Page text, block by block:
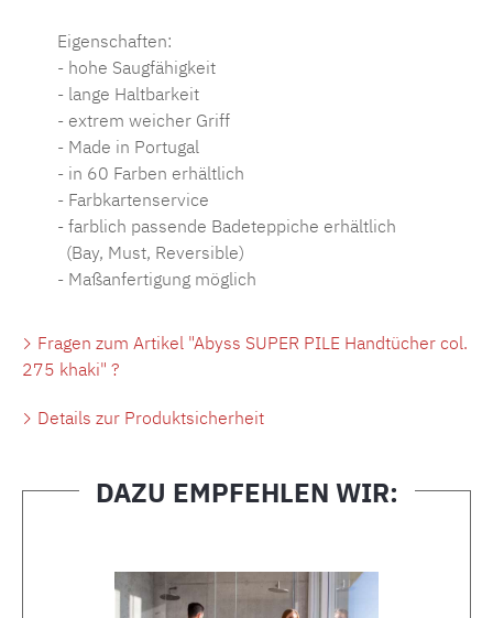
Eigenschaften:
- hohe Saugfähigkeit
- lange Haltbarkeit
- extrem weicher Griff
- Made in Portugal
- in 60 Farben erhältlich
- Farbkartenservice
- farblich passende Badeteppiche erhältlich
(Bay, Must, Reversible)
- Maßanfertigung möglich
Fragen zum Artikel "Abyss SUPER PILE Handtücher col.
275 khaki" ?
Details zur Produktsicherheit
DAZU EMPFEHLEN WIR: